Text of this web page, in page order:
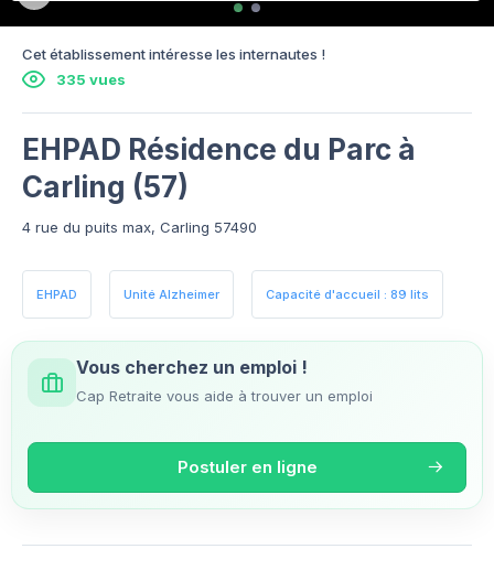
Cet établissement intéresse les internautes !
335 vues
EHPAD Résidence du Parc à
Carling (57)
4 rue du puits max, Carling 57490
EHPAD Unité Alzheimer Capacité d'accueil : 89 lits
Vous cherchez un emploi !
Cap Retraite vous aide à trouver un emploi
Postuler en ligne